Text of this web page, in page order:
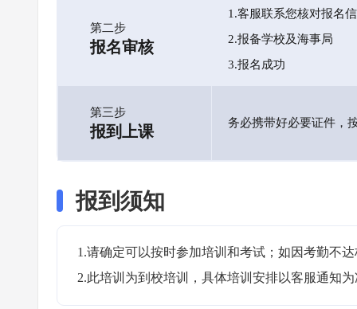
第二步
报名审核
1.客服联系您核对报名
2.报备学校及海事局
3.报名成功
第三步
报到上课 务必携带好必要证件，
报到须知
1.请确定可以按时参加培训和考试；如因考勤不
2.此培训为到校培训，具体培训安排以客服通知